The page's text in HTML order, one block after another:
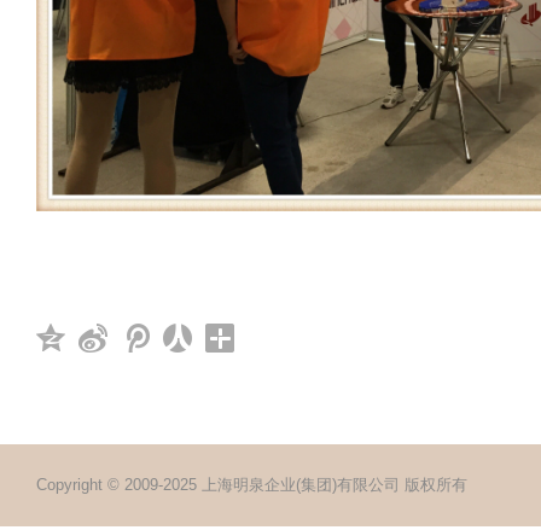
Copyright © 2009-2025 上海明泉企业(集团)有限公司 版权所有